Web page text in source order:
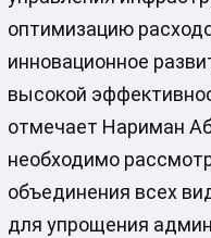
оптимизацию
инновационное
высокой
отмечает Нариман
необходимо
объединения всех
для упрощения